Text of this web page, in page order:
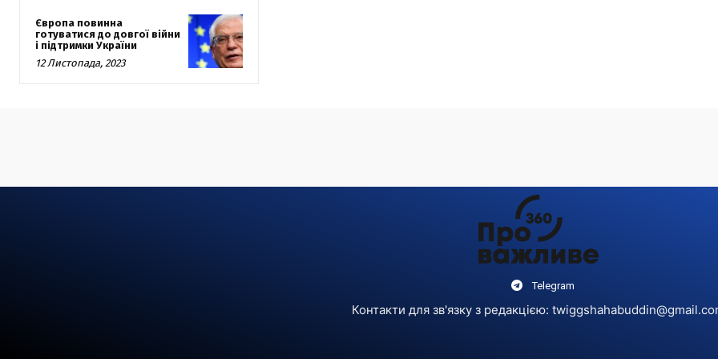
Європа повинна
готуватися до довгої війни
і підтримки України
12 Листопада, 2023
Telegram
Контакти для зв'язку з редакцією: